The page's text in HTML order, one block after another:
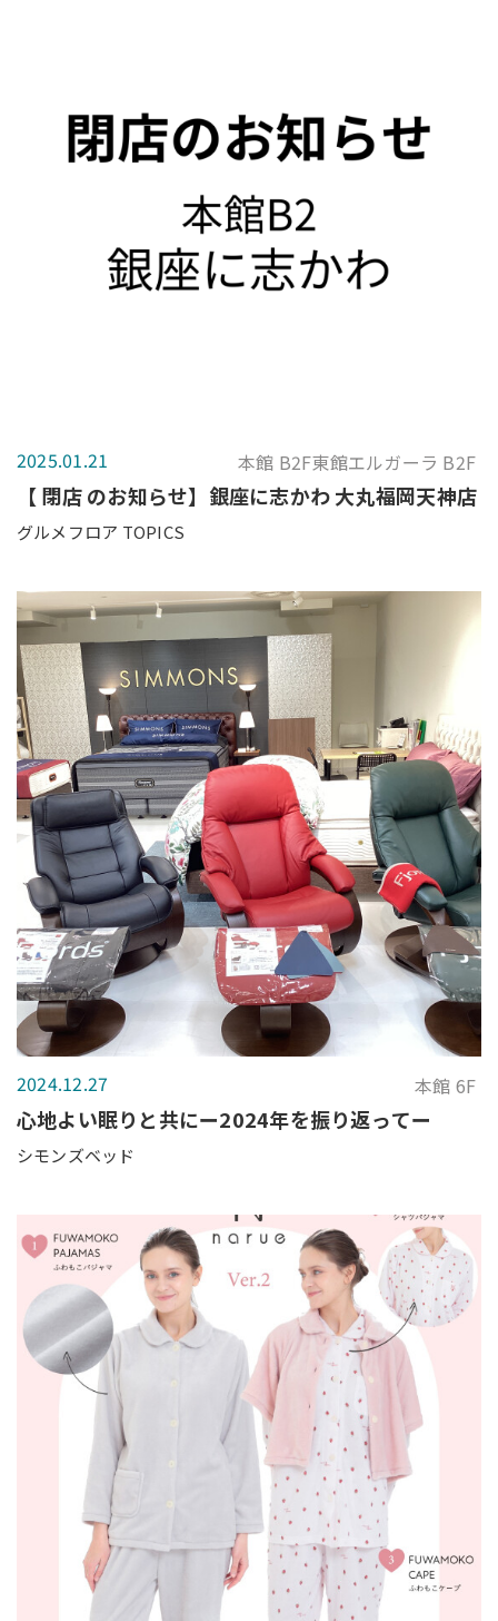
2025.01.21 本館 B2F東館エルガーラ B2F
【 閉店 のお知らせ】銀座に志かわ 大丸福岡天神店
グルメフロア TOPICS
2024.12.27 本館 6F
心地よい眠りと共にー2024年を振り返ってー
シモンズベッド